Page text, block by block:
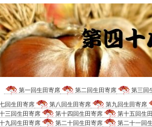
第一回生田寄席 第二回生田寄席 第三回
回生田寄席 第八回生田寄席
第九回生田寄席
三回生田寄席
第十四回生田寄席
第十五回生
九回生田寄席
第二十回生田寄席
第二十一回